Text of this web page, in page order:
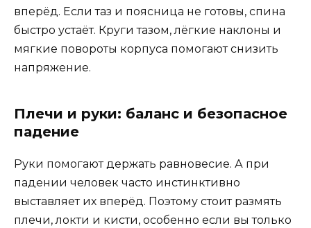
вперёд. Если таз и поясница не готовы, спина
быстро устаёт. Круги тазом, лёгкие наклоны и
мягкие повороты корпуса помогают снизить
напряжение.
Плечи и руки: баланс и безопасное
падение
Руки помогают держать равновесие. А при
падении человек часто инстинктивно
выставляет их вперёд. Поэтому стоит размять
плечи, локти и кисти, особенно если вы только